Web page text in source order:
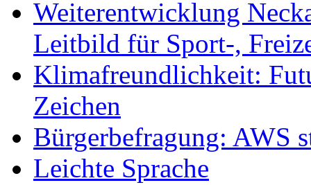
Weiterentwicklung
Leitbild für Sport-,
Klimafreundlichkeit:
Zeichen
Bürgerbefragung: AWS
Leichte Sprache